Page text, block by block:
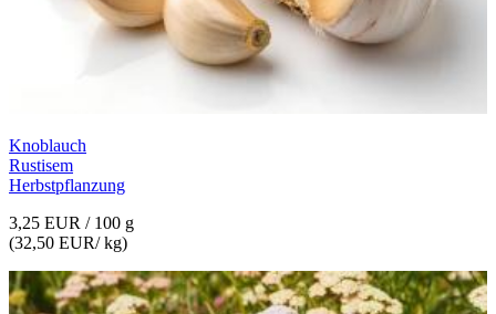
Knoblauch
Rustisem
Herbstpflanzung
3,25 EUR / 100 g
(32,50 EUR/ kg)